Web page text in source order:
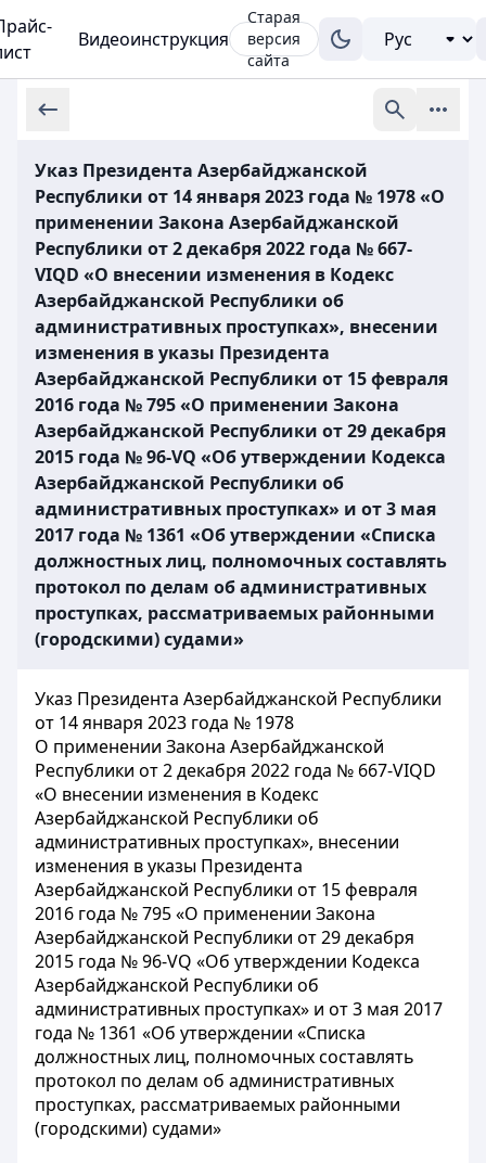
Видеоинструкция
Старая
версия
сайта
Указ Президента Азербайджанской
Республики от 14 января 2023 года № 1978 «О
применении Закона Азербайджанской
Республики от 2 декабря 2022 года № 667-
VIQD «О внесении изменения в Кодекс
Азербайджанской Республики об
административных проступках», внесении
изменения в указы Президента
Азербайджанской Республики от 15 февраля
2016 года № 795 «О применении Закона
Азербайджанской Республики от 29 декабря
2015 года № 96-VQ «Об утверждении Кодекса
Азербайджанской Республики об
административных проступках» и от 3 мая
2017 года № 1361 «Об утверждении «Списка
должностных лиц, полномочных составлять
протокол по делам об административных
проступках, рассматриваемых районными
(городскими) судами»
Указ Президента Азербайджанской Республики
от 14 января 2023 года № 1978
О применении Закона Азербайджанской
Республики от 2 декабря 2022 года № 667-VIQD
«О внесении изменения в Кодекс
Азербайджанской Республики об
административных проступках», внесении
изменения в указы Президента
Азербайджанской Республики от 15 февраля
2016 года № 795 «О применении Закона
Азербайджанской Республики от 29 декабря
2015 года № 96-VQ «Об утверждении Кодекса
Азербайджанской Республики об
административных проступках» и от 3 мая 2017
года № 1361 «Об утверждении «Списка
должностных лиц, полномочных составлять
протокол по делам об административных
проступках, рассматриваемых районными
(городскими) судами»